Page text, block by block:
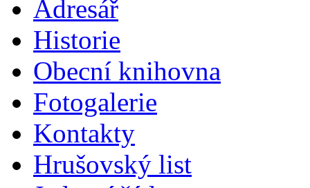
Adresář
Historie
Obecní knihovna
Fotogalerie
Kontakty
Hrušovský list